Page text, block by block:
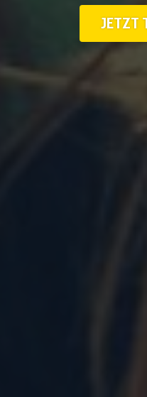
JETZT